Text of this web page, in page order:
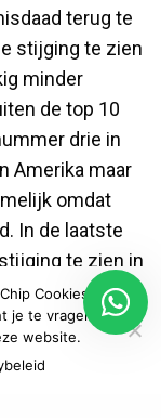
terug te
stijging te zien
minder
de top 10
drie in
Amerika maar
omdat
In de laatste
te zien in
van deze
activiteiten.
Cookies, maar
je te vragen of je
website.